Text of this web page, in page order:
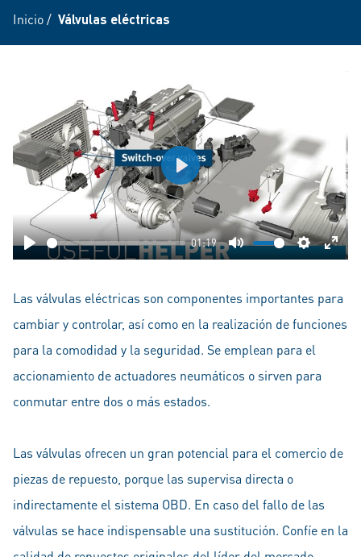
Inicio/ Válvulas eléctricas
Play
01:19
Mute Settings
Play
Las válvulas eléctricas son componentes importantes para
cambiar y controlar, así como en la realización de funciones
para la comodidad y la seguridad. Se emplean para el
accionamiento de actuadores neumáticos o sirven para
conmutar entre dos o más estados.
Las válvulas ofrecen un gran potencial para el comercio de
piezas de repuesto, porque las supervisa directa o
indirectamente el sistema OBD. En caso del fallo de las
válvulas se hace indispensable una sustitución. Confíe en la